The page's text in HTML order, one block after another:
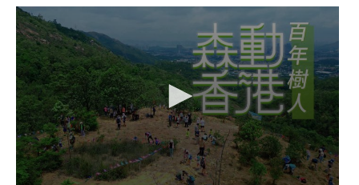
市林務相關的專家、專業人員、回收實務者及
市民等不同背景的嘉賓，從專業、實務與生活
三條脈絡，立體交織出香港綠化的真實故事與
未來想像。
這不僅是一部紀錄片，更是對香港綠色未來的
深情刻劃，讓我們共同見證，一個更綠、更
美、永續的家園，如何由眾人長年耕耘而實
現。